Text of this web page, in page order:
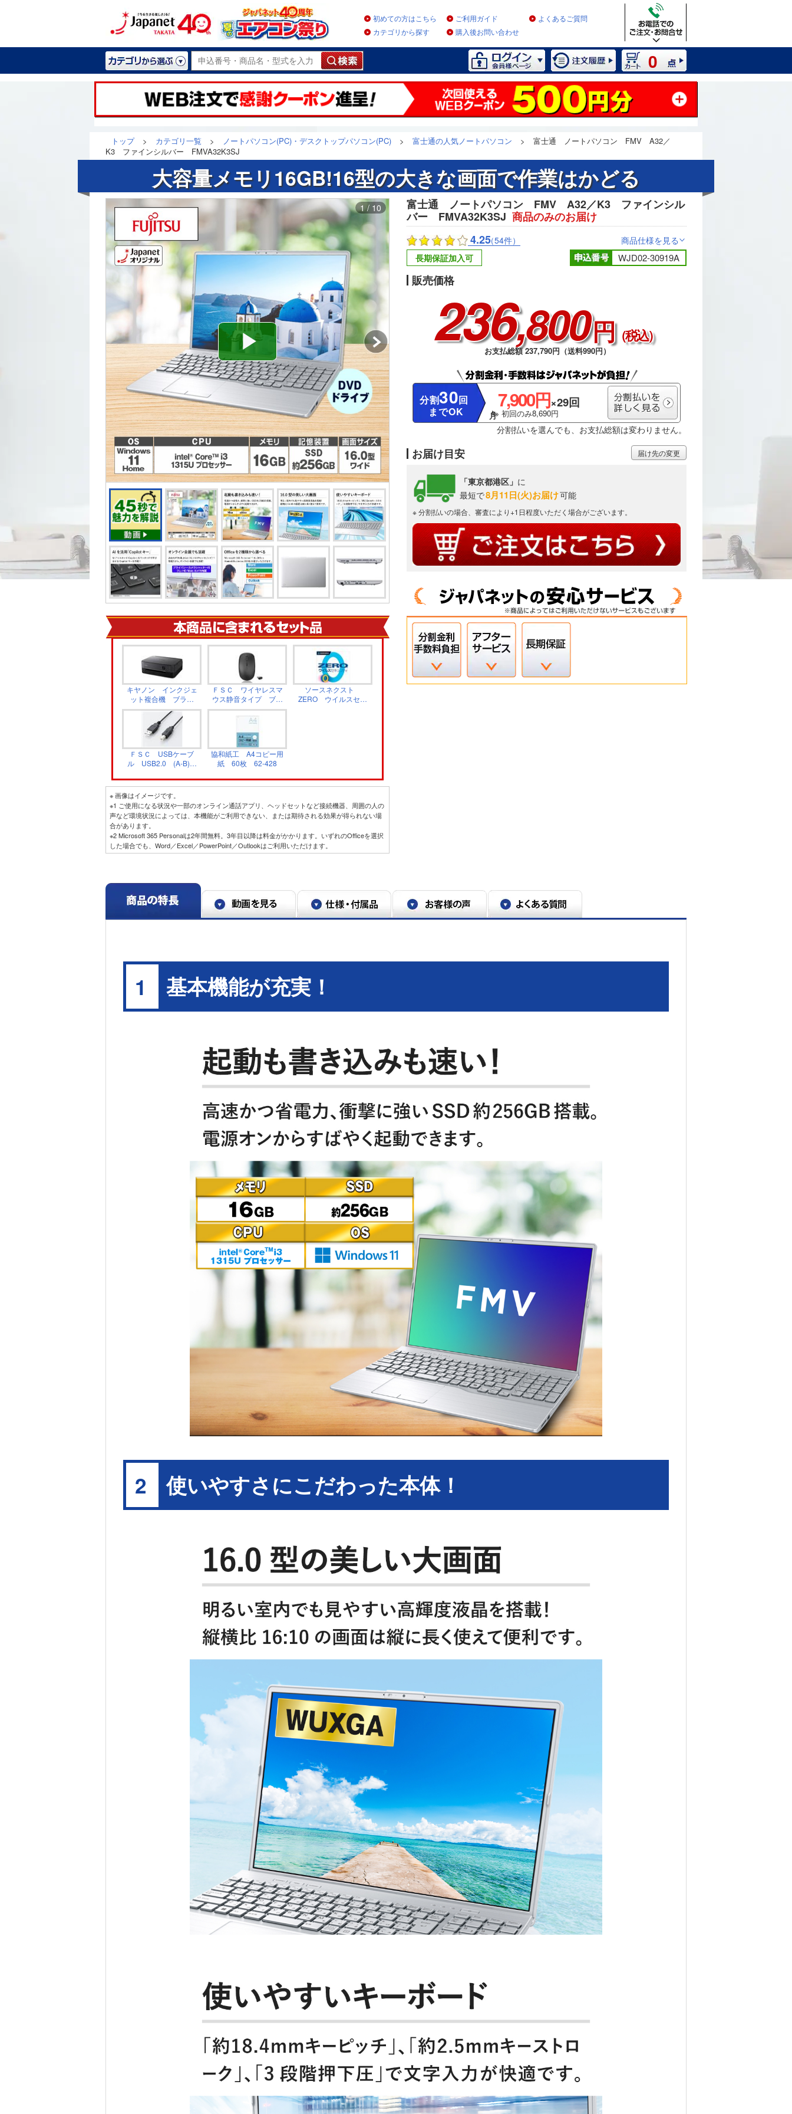
初めての方はこちら ご利用ガイド
よくあるご質問
カテゴリから探す
購入後お問い合わせ
0
トップ > カテゴリ一覧 > ノートパソコン(PC)・デスクトップパソコン(PC) > 富士通の人気ノートパソコン >
富士通 ノートパソコン FMV A32／
K3 ファインシルバー FMVA32K3SJ
大容量メモリ16GB!16型の大きな画面で作業はかどる
1 / 10 2 / 10
キヤノン インクジェ
ット複合機 ブラッ
ク PIXUS TS5430BK
ＦＳＣ ワイヤレスマ
ウス静音タイプ ブラ
ック FS-WME01
ソースネクスト
ZERO ウイルスセキ
ＦＳＣ USBケーブ
ル USB2.0 (A-B)タ
ク FS-PRC15-BK
協和紙工 A4コピー用
紙 60枚 62-428
※ 画像はイメージです。
※1 ご使用になる状況や一部のオンライン通話アプリ、ヘッドセットなど接続機器、周囲の人の
声など環境状況によっては、本機能がご利用できない、または期待される効果が得られない場
合があります。
※2 Microsoft 365 Personalは2年間無料。3年目以降は料金がかかります。いずれのOfficeを選択
した場合でも、Word／Excel／PowerPoint／Outlookはご利用いただけます。
富士通 ノートパソコン FMV A32／K3 ファインシル
バー FMVA32K3SJ 商品のみのお届け
4.25（54件） 商品仕様を見る>
長期保証加入可 WJD02-30919A
販売価格
236,800円 （税込）
お支払総額 237,790円（送料990円）
分割30回
までOK
7,900円×29回
※ 初回のみ8,690円
分割払いを選んでも、お支払総額は変わりません。
お届け目安
「東京都港区」 に
最短で8月11日(火)お届け可能
※ 分割払いの場合、審査により+1日程度いただく場合がございます。
届け先の変更
1 基本機能が充実！
2 使いやすさにこだわった本体！